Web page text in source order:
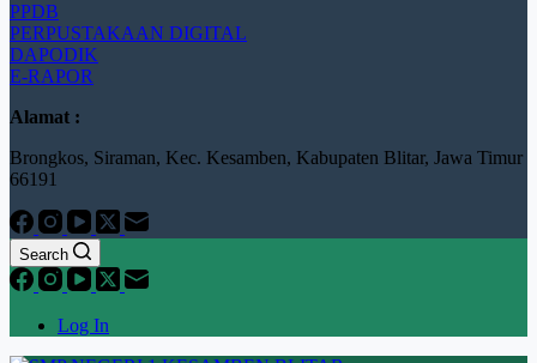
PPDB
PERPUSTAKAAN DIGITAL
DAPODIK
E-RAPOR
Alamat :
Brongkos, Siraman, Kec. Kesamben, Kabupaten Blitar, Jawa Timur
66191
Search
Log In